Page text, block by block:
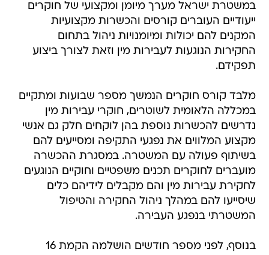
במשטרת ישראל מערך מיומן ומקצועי של חוקרים
ייעודיים העוברים קורסים והכשרות מקצועיות
המקנים להם יכולות ומיומנויות ניהול בתחום
החקירות הנוגעות לעבירות מין וזאת לצורך ביצוע
תפקידם.
מלבד קורס חוקרים הנמשך מספר שבועות ומתקיים
במכללה הלאומית לשוטרים, חוקרי עבירות מין
נדרשים להכשרות נוספת בהן לוקחים חלק גם אנשי
מקצוע המלווים את נפגעי התקיפה ומסייעים להם
בשיתוף פעולה עם המשטרה. במסגרת ההכשרה
מועברים לחוקרים תכנים משפטיים וחוקיים הנוגעים
לחקירת עבירות מין והם מקבלים לידיהם כלים
שיסייעו להם במהלך ניהול החקירה והטיפול
המשטרתי בנפגע העבירה.
בנוסף, לפני מספר חודשים הושלמה הקמת 16